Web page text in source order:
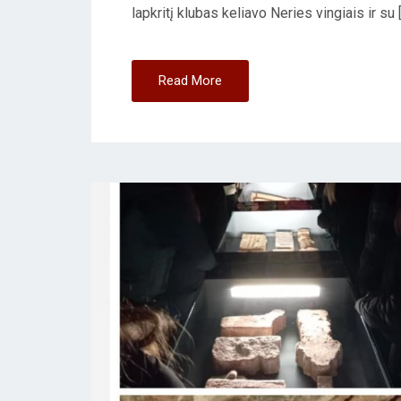
N
lapkritį klubas keliavo Neries vingiais ir su
Read More